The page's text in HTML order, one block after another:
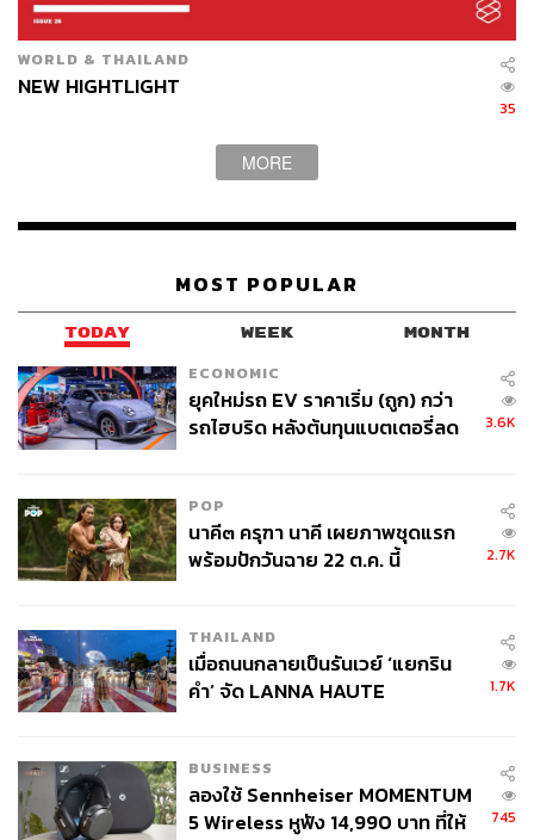
TAGS: TheStandardMagazine
72
WORLD & THAILAND
NEW HIGHTLIGHT
35
MORE
MOST POPULAR
TODAY WEEK MONTH
ECONOMIC
ยุคใหม่รถ EV ราคาเริ่ม (ถูก) กว่า
รถไฮบริด หลังต้นทุนแบตเตอรี่ลด
3.6K
POP
นาคี๓ ครุฑา นาคี เผยภาพชุดแรก
พร้อมปักวันฉาย 22 ต.ค. นี้
2.7K
THAILAND
เมื่อถนนกลายเป็นรันเวย์ ‘แยกริน
คำ’ จัด LANNA HAUTE
1.7K
BUSINESS
ลองใช้ Sennheiser MOMENTUM
5 Wireless หูฟัง 14,990 บาท ที่ให้
745